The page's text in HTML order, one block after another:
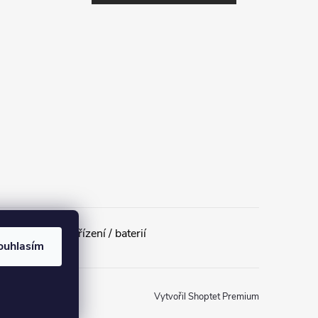
elektrozařízení / baterií
Vytvořil Shoptet Premium